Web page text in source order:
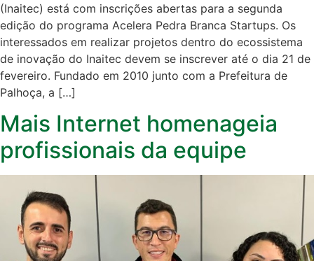
(Inaitec) está com inscrições abertas para a segunda
edição do programa Acelera Pedra Branca Startups. Os
interessados em realizar projetos dentro do ecossistema
de inovação do Inaitec devem se inscrever até o dia 21 de
fevereiro. Fundado em 2010 junto com a Prefeitura de
Palhoça, a […]
Mais Internet homenageia
profissionais da equipe